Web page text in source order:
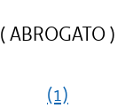
( ABROGATO )
(1)